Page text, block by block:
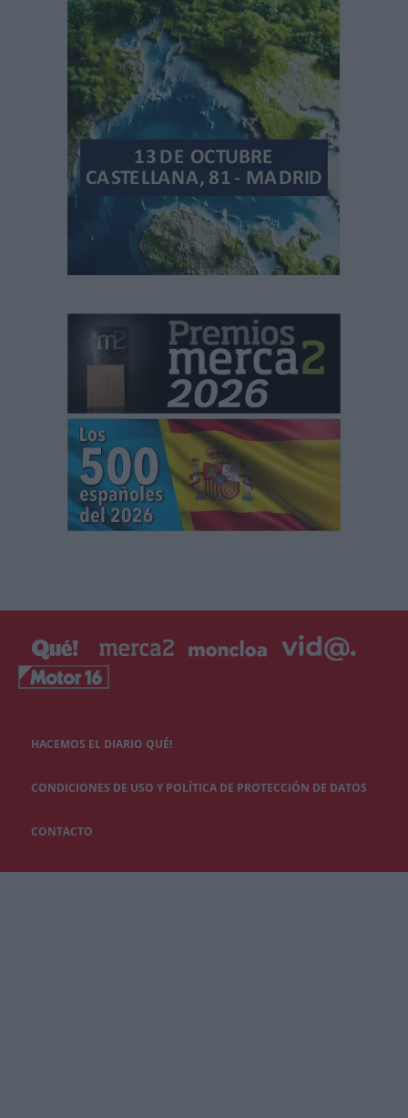
HACEMOS EL DIARIO QUÉ!
CONDICIONES DE USO Y POLÍTICA DE PROTECCIÓN DE DATOS
CONTACTO